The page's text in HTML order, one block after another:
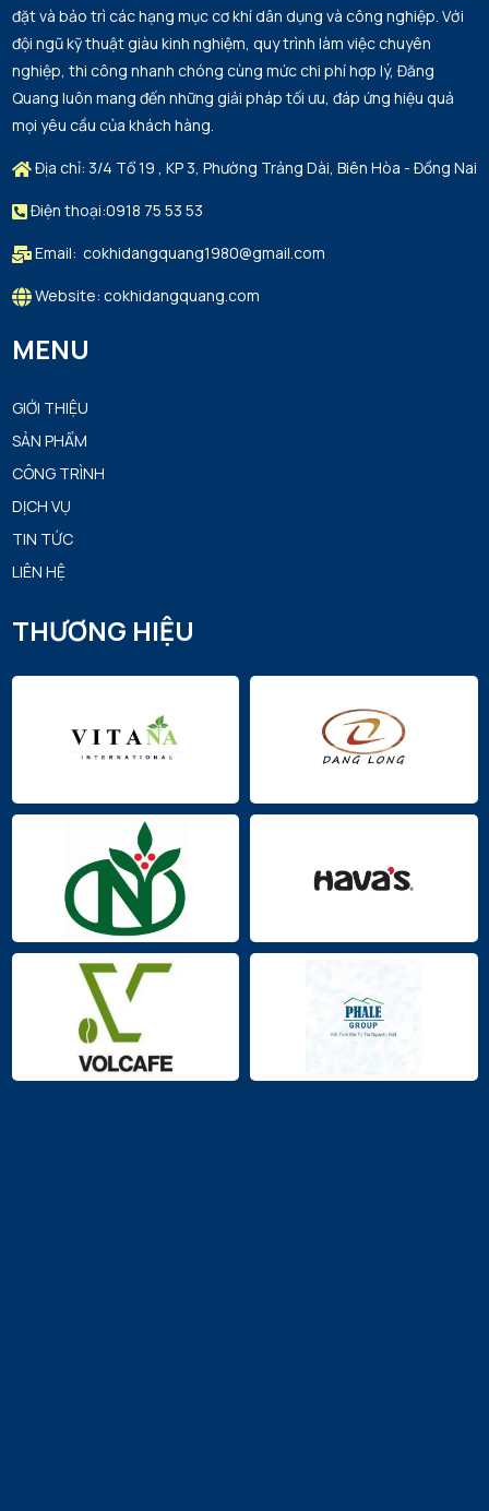
đặt và bảo trì các hạng mục cơ khí dân dụng và công nghiệp. Với
đội ngũ kỹ thuật giàu kinh nghiệm, quy trình làm việc chuyên
nghiệp, thi công nhanh chóng cùng mức chi phí hợp lý, Đăng
Quang luôn mang đến những giải pháp tối ưu, đáp ứng hiệu quả
mọi yêu cầu của khách hàng.
Địa chỉ: 3/4 Tổ 19 , KP 3, Phường Trảng Dài, Biên Hòa - Đồng Nai
Điện thoại:0918 75 53 53
Email: cokhidangquang1980@gmail.com
Website: cokhidangquang.com
MENU
GIỚI THIỆU
SẢN PHẨM
CÔNG TRÌNH
DỊCH VỤ
TIN TỨC
LIÊN HỆ
THƯƠNG HIỆU